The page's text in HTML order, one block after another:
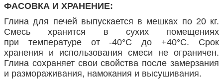
ФАСОВКА И ХРАНЕНИЕ:
Глина для печей выпускается в мешках по 20 кг.
Смесь хранится в сухих помещениях
при температуре от -40°С до +40°С. Срок
хранения и использования смеси не ограничен.
Глина сохраняет свои свойства после замерзания
и размораживания, намокания и высушивания.